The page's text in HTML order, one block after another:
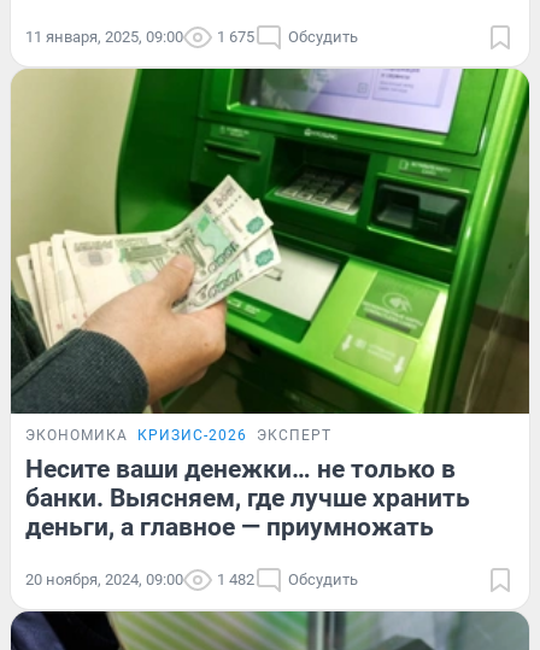
11 января, 2025, 09:00 1 675 Обсудить
ЭКОНОМИКА КРИЗИС-2026 ЭКСПЕРТ
Несите ваши денежки… не только в
банки. Выясняем, где лучше хранить
деньги, а главное — приумножать
20 ноября, 2024, 09:00 1 482 Обсудить